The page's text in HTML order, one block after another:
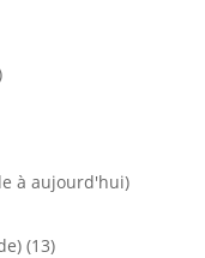
à aujourd'hui)
(13)